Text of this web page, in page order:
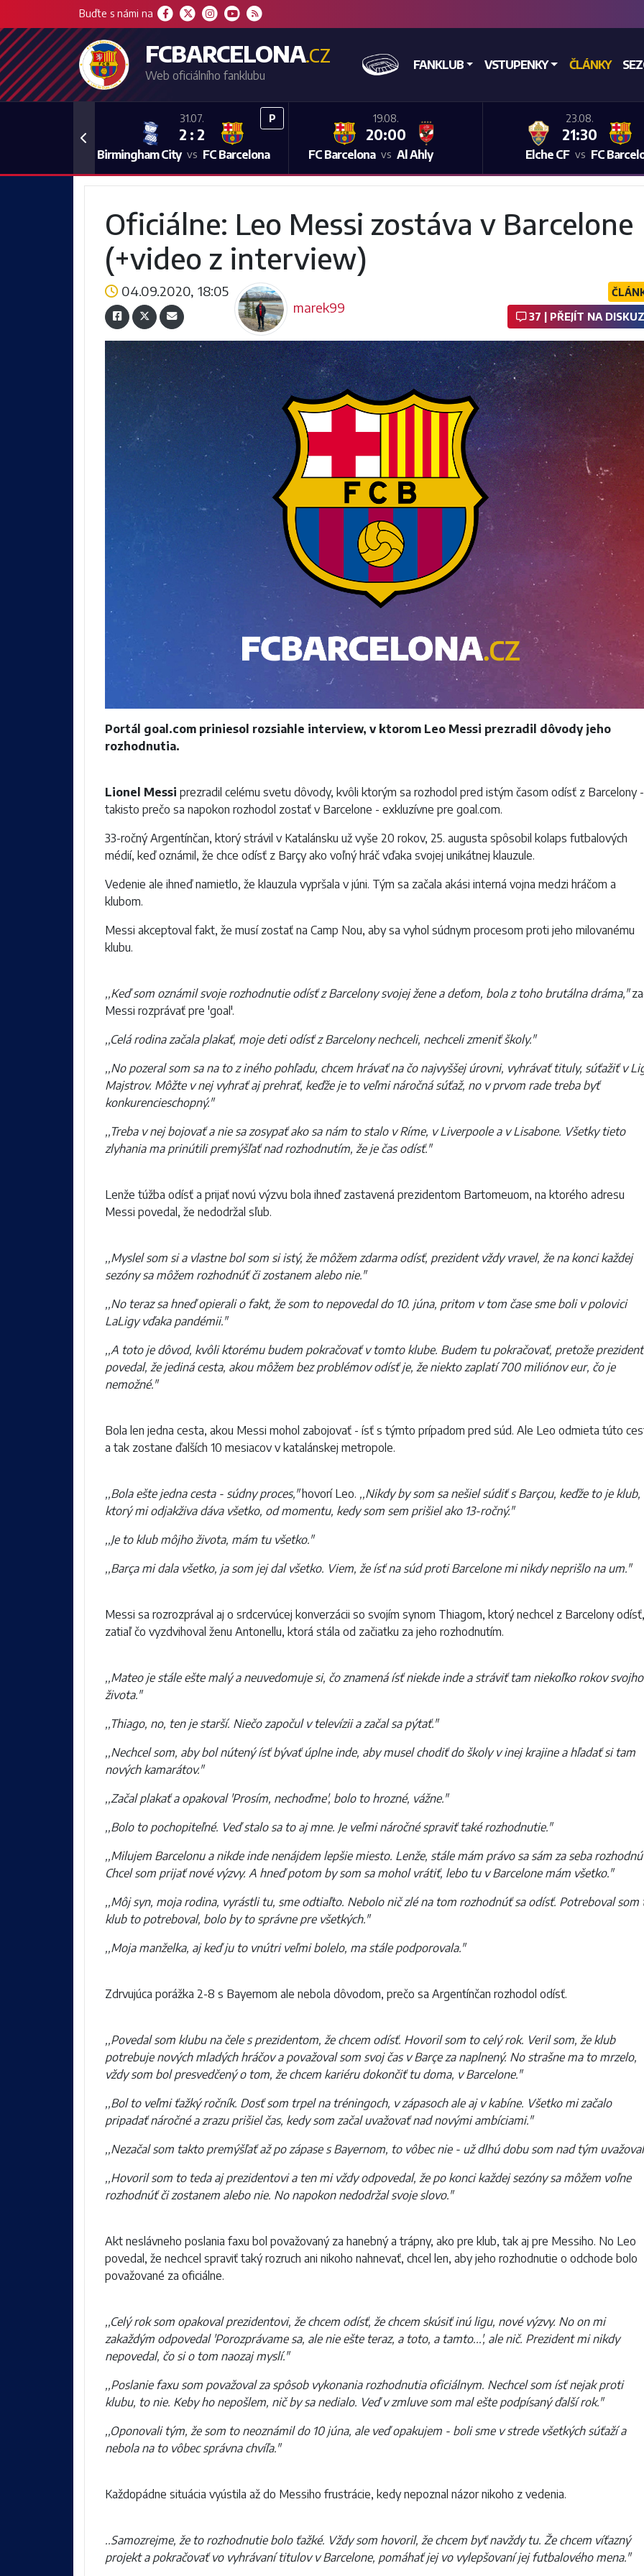
Buďte s námi na
FCBARCELONA.CZ
Web oficiálního fanklubu
DOMŮ FANKLUB VSTUPENKY ČLÁNKY
P
31.07.
2 : 2
Birmingham City vs FC Barcelona
19.08.
20:00
FC Barcelona vs Al Ahly
23.08.
21:30
Elche CF vs FC
Previous
Oficiálne: Leo Messi zostáva v Barcelone
(+video z interview)
04.09.2020, 18:05
marek99
37 | PŘEJÍT NA
Portál goal.com priniesol rozsiahle interview, v ktorom Leo Messi prezradil dôvody jeho
rozhodnutia.
Lionel Messi prezradil celému svetu dôvody, kvôli ktorým sa rozhodol pred istým časom odísť z Barcelony
takisto prečo sa napokon rozhodol zostať v Barcelone - exkluzívne pre goal.com.
33-ročný Argentínčan, ktorý strávil v Katalánsku už vyše 20 rokov, 25. augusta spôsobil kolaps futbalových
médií, keď oznámil, že chce odísť z Barçy ako voľný hráč vďaka svojej unikátnej klauzule.
Vedenie ale ihneď namietlo, že klauzula vypršala v júni. Tým sa začala akási interná vojna medzi hráčom a
klubom.
Messi akceptoval fakt, že musí zostať na Camp Nou, aby sa vyhol súdnym procesom proti jeho milovanému
klubu.
,,Keď som oznámil svoje rozhodnutie odísť z Barcelony svojej žene a deťom, bola z toho brutálna dráma,"
Messi rozprávať pre 'goal'.
,,Celá rodina začala plakať, moje deti odísť z Barcelony nechceli, nechceli zmeniť školy."
,,No pozeral som sa na to z iného pohľadu, chcem hrávať na čo najvyššej úrovni, vyhrávať tituly, súťažiť v
Majstrov. Môžte v nej vyhrať aj prehrať, keďže je to veľmi náročná súťaž, no v prvom rade treba byť
konkurencieschopný."
,,Treba v nej bojovať a nie sa zosypať ako sa nám to stalo v Ríme, v Liverpoole a v Lisabone. Všetky tieto
zlyhania ma prinútili premýšľať nad rozhodnutím, že je čas odísť."
Lenže túžba odísť a prijať novú výzvu bola ihneď zastavená prezidentom Bartomeuom, na ktorého adresu
Messi povedal, že nedodržal sľub.
,,Myslel som si a vlastne bol som si istý, že môžem zdarma odísť, prezident vždy vravel, že na konci každej
sezóny sa môžem rozhodnúť či zostanem alebo nie."
,,No teraz sa hneď opierali o fakt, že som to nepovedal do 10. júna, pritom v tom čase sme boli v polovici
LaLigy vďaka pandémii."
,,A toto je dôvod, kvôli ktorému budem pokračovať v tomto klube. Budem tu pokračovať, pretože prezident
povedal, že jediná cesta, akou môžem bez problémov odísť je, že niekto zaplatí 700 miliónov eur, čo je
nemožné."
Bola len jedna cesta, akou Messi mohol zabojovať - ísť s týmto prípadom pred súd. Ale Leo odmieta túto
a tak zostane ďalších 10 mesiacov v katalánskej metropole.
,,Bola ešte jedna cesta - súdny proces,"hovorí Leo. ,,Nikdy by som sa nešiel súdiť s Barçou, keďže to je klub,
ktorý mi odjakživa dáva všetko, od momentu, kedy som sem prišiel ako 13-ročný."
,,Je to klub môjho života, mám tu všetko."
,,Barça mi dala všetko, ja som jej dal všetko. Viem, že ísť na súd proti Barcelone mi nikdy neprišlo na um."
Messi sa rozrozprával aj o srdcervúcej konverzácii so svojím synom Thiagom, ktorý nechcel z Barcelony odísť,
zatiaľ čo vyzdvihoval ženu Antonellu, ktorá stála od začiatku za jeho rozhodnutím.
,,Mateo je stále ešte malý a neuvedomuje si, čo znamená ísť niekde inde a stráviť tam niekoľko rokov svojho
života."
,,Thiago, no, ten je starší. Niečo započul v televízii a začal sa pýtať."
,,Nechcel som, aby bol nútený ísť bývať úplne inde, aby musel chodiť do školy v inej krajine a hľadať si tam
nových kamarátov."
,,Začal plakať a opakoval 'Prosím, nechoďme', bolo to hrozné, vážne."
,,Bolo to pochopiteľné. Veď stalo sa to aj mne. Je veľmi náročné spraviť také rozhodnutie."
,,Milujem Barcelonu a nikde inde nenájdem lepšie miesto. Lenže, stále mám právo sa sám za seba
Chcel som prijať nové výzvy. A hneď potom by som sa mohol vrátiť, lebo tu v Barcelone mám všetko."
,,Môj syn, moja rodina, vyrástli tu, sme odtiaľto. Nebolo nič zlé na tom rozhodnúť sa odísť. Potreboval som
klub to potreboval, bolo by to správne pre všetkých."
,,Moja manželka, aj keď ju to vnútri veľmi bolelo, ma stále podporovala."
Zdrvujúca porážka 2-8 s Bayernom ale nebola dôvodom, prečo sa Argentínčan rozhodol odísť.
,,Povedal som klubu na čele s prezidentom, že chcem odísť. Hovoril som to celý rok. Veril som, že klub
potrebuje nových mladých hráčov a považoval som svoj čas v Barçe za naplnený. No strašne ma to mrzelo,
vždy som bol presvedčený o tom, že chcem kariéru dokončiť tu doma, v Barcelone."
,,Bol to veľmi ťažký ročník. Dosť som trpel na tréningoch, v zápasoch ale aj v kabíne. Všetko mi začalo
pripadať náročné a zrazu prišiel čas, kedy som začal uvažovať nad novými ambíciami."
,,Nezačal som takto premýšľať až po zápase s Bayernom, to vôbec nie - už dlhú dobu som nad tým
,,Hovoril som to teda aj prezidentovi a ten mi vždy odpovedal, že po konci každej sezóny sa môžem voľne
rozhodnúť či zostanem alebo nie. No napokon nedodržal svoje slovo."
Akt neslávneho poslania faxu bol považovaný za hanebný a trápny, ako pre klub, tak aj pre Messiho. No Leo
povedal, že nechcel spraviť taký rozruch ani nikoho nahnevať, chcel len, aby jeho rozhodnutie o odchode bolo
považované za oficiálne.
,,Celý rok som opakoval prezidentovi, že chcem odísť, že chcem skúsiť inú ligu, nové výzvy. No on mi
zakaždým odpovedal 'Porozprávame sa, ale nie ešte teraz, a toto, a tamto...', ale nič. Prezident mi nikdy
nepovedal, čo si o tom naozaj myslí."
,,Poslanie faxu som považoval za spôsob vykonania rozhodnutia oficiálnym. Nechcel som ísť nejak proti
klubu, to nie. Keby ho nepošlem, nič by sa nedialo. Veď v zmluve som mal ešte podpísaný ďalší rok."
,,Oponovali tým, že som to neoznámil do 10 júna, ale veď opakujem - boli sme v strede všetkých súťaží a
nebola na to vôbec správna chvíľa."
Každopádne situácia vyústila až do Messiho frustrácie, kedy nepoznal názor nikoho z vedenia.
..Samozrejme, že to rozhodnutie bolo ťažké. Vždy som hovoril, že chcem byť navždy tu. Že chcem víťazný
projekt a pokračovať vo vyhrávaní titulov v Barcelone, pomáhať jej vo vylepšovaní jej futbalového mena."